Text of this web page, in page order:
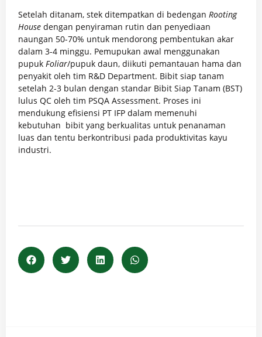
Setelah ditanam, stek ditempatkan di bedengan Rooting
House dengan penyiraman rutin dan penyediaan
naungan 50-70% untuk mendorong pembentukan akar
dalam 3-4 minggu. Pemupukan awal menggunakan
pupuk Foliar/pupuk daun, diikuti pemantauan hama dan
penyakit oleh tim R&D Department. Bibit siap tanam
setelah 2-3 bulan dengan standar Bibit Siap Tanam (BST)
lulus QC oleh tim PSQA Assessment.​ Proses ini
mendukung efisiensi PT IFP dalam memenuhi
kebutuhan bibit yang berkualitas untuk penanaman
luas dan tentu berkontribusi pada produktivitas kayu
industri.